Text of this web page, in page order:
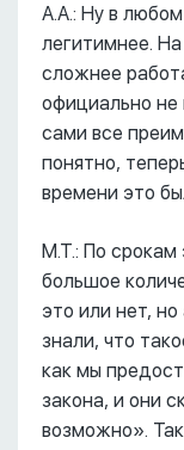
А.А.: Ну в
легитимнее.
сложнее
официально не
сами все
понятно,
времени это
М.Т.: По срокам
большое
это или нет,
знали, что
как мы
закона, и они
возможно».